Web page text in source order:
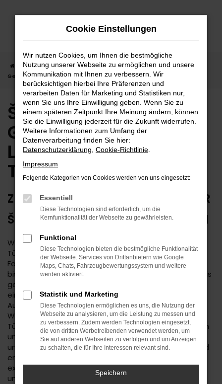
Zum
Startseite Tübingen Škoda Škoda Fabia
Škoda Fabia
Gebrauchtwagen | Lieferservice nach Tübingen
Škoda Fabia
Gebrauchtwagen |
Lieferservice nach
Tübingen
ZUVERLÄSSIG FÜR TÜBINGEN – IHR
ŠKODA FABIA GEBRAUCHTWAGEN
Wenn Sie einen zuverlässigen Mobilitätspartner für
Tübingen suchen, empfehlen wir Ihnen einen Škoda
Fabia Gebrauchtwagen. Dieses Modell hat in jeder
bisherigen Generation seine Langlebigkeit unter Beweis
gestellt und befindet sich längst auf dem Weg zu
einem Klassiker. Kennzeichnend ist das hohe
Ausstattungslevel sowie die Effizienz der Motoren.
Wenn Sie Ihren Škoda Fabia Gebrauchtwagen für
Tübingen im Autohaus Daub kaufen, profitieren Sie von
unseren hohen Qualitätsmaßstäben. Jedes Fahrzeug
unterläuft vor dem Verkauf eine Fülle an Tests. Wir sind
erst dann zufrieden, wenn keinerlei Mängel mehr
existieren und stellen dies durch die hohe Kompetenz
und Erfahrung unserer Kfz-Meisterwerkstatt sicher.
Cookie Einstellungen
Wir nutzen Cookies, um Ihnen die bestmögliche
Nutzung unserer Webseite zu ermöglichen und unsere
Kommunikation mit Ihnen zu verbessern. Wir
berücksichtigen hierbei Ihre Präferenzen und
verarbeiten Daten für Marketing und Statistiken nur,
wenn Sie uns Ihre Einwilligung geben. Wenn Sie zu
einem späteren Zeitpunkt Ihre Meinung ändern, können
Sie die Einwilligung jederzeit für die Zukunft widerrufen.
Weitere Informationen zum Umfang der
Datenverarbeitung finden Sie hier:
Datenschutzerklärung Cookie-Richtlinie
Impressum
Folgende Kategorien von Cookies werden von uns eingesetzt:
Essentiell
Diese Technologien sind erforderlich, um die
Kernfunktionalität der Webseite zu gewährleisten.
Funktional
Diese Technologien bieten die bestmögliche Funktionalität
der Webseite. Services von Drittanbietern wie Google
Maps, Chats, Fahrzeugbewertungssystem und weitere
werden aktiviert.
Statistik und Marketing
Diese Technologien ermöglichen es uns, die Nutzung der
Webseite zu analysieren, um die Leistung zu messen und
zu verbessern. Zudem werden Technologien eingesetzt,
die von dritten Werbetreibenden verwendet werden, um
Sie auf anderen Webseiten zu verfolgen und um Anzeigen
zu schalten, die für Ihre Interessen relevant sind.
Speichern